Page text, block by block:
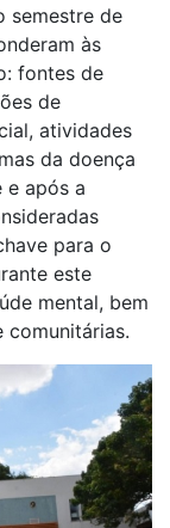
semestre de
às
fontes de
de
atividades
da doença
e após a
para o
este
mental, bem
comunitárias.